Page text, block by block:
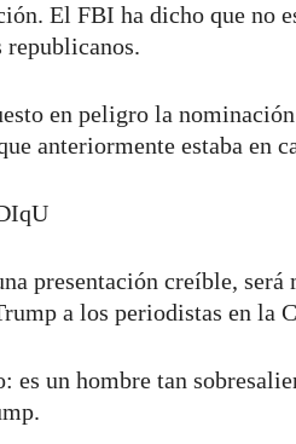
El FBI ha dicho que no
republicanos.
en peligro la
anteriormente estaba en
presentación creíble,
a los periodistas en la
es un hombre tan